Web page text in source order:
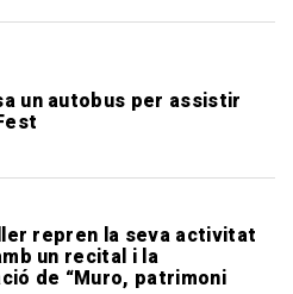
un autobus per assistir
repren la seva activitat
un recital i la
de “Muro, patrimoni